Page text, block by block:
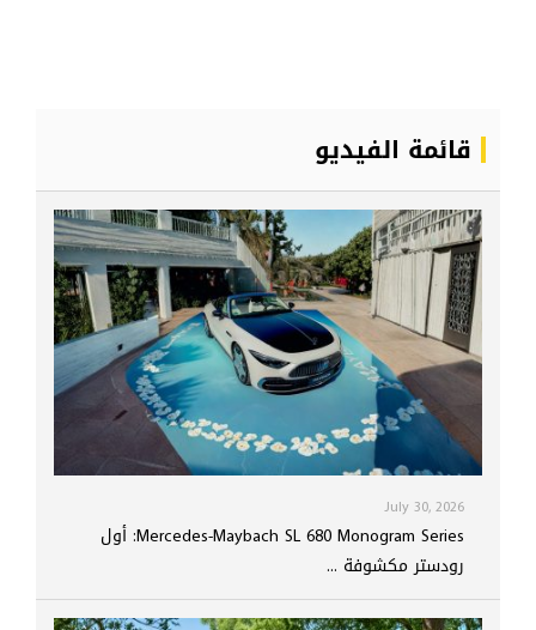
قائمة الفيديو
July 30, 2026
Mercedes-Maybach SL 680 Monogram Series: أول
رودستر مكشوفة ...